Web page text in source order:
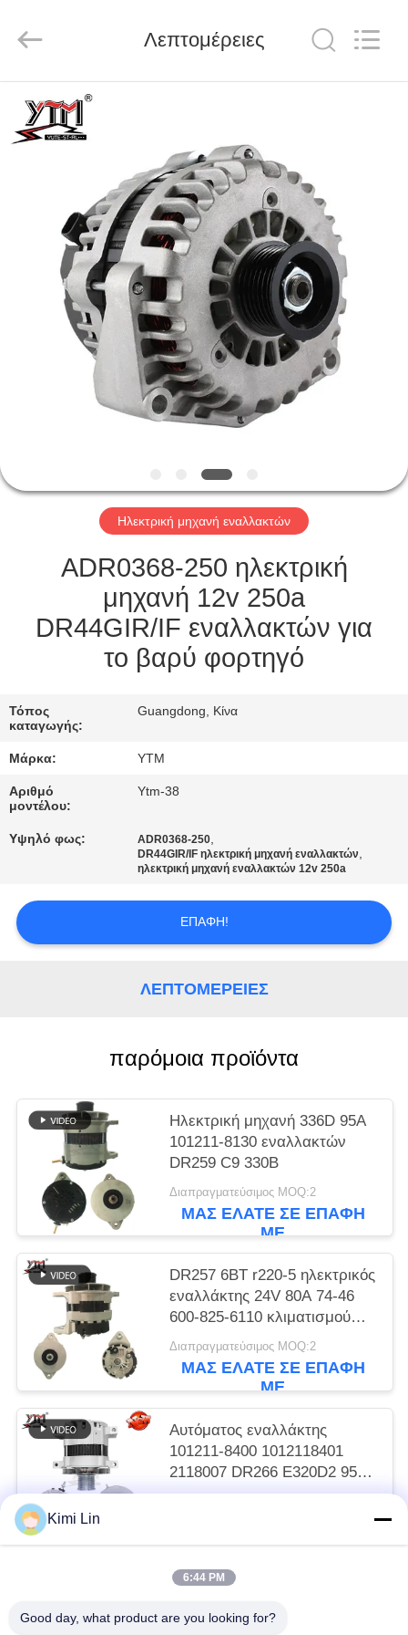
ΣΠΊΤΙ
ΠΡΟΪΌΝΤΑ
ΒΊΝΤΕΟ
ΕΜΦΆΝΙΣΗ
ΠΕΡΊΠΟΥ
ΕΡΓΟΣΤΑΣΊΩΝ
ΠΟΙΟΤΙΚΌΣ
ΈΛΕΓΧΟΣ
ΜΑΣ
ΕΠΑΦΉ
ΜΕ
ΖΗΤΉΣΤΕ
ΑΠΌΣΠΑΣΜΑ
SITEMAP
ΑΠΟΡΡΉΤΟΥ
Co.,
Reserved.
Λεπτομέρειες
Ηλεκτρική μηχανή εναλλακτών
ADR0368-250 ηλεκτρική
μηχανή 12v 250a
DR44GIR/IF εναλλακτών για
το βαρύ φορτηγό
Τόπος
καταγωγής:
Guangdong, Κίνα
Μάρκα: YTM
Αριθμό
μοντέλου:
Ytm-38
Υψηλό φως: ADR0368-250,
DR44GIR/IF ηλεκτρική μηχανή εναλλακτών,
ηλεκτρική μηχανή εναλλακτών 12v 250a
ΕΠΑΦΉ!
ΛΕΠΤΟΜΈΡΕΙΕΣ
παρόμοια προϊόντα
Ηλεκτρική μηχανή 336D 95A
101211-8130 εναλλακτών
DR259 C9 330B
Διαπραγματεύσιμος MOQ:2
ΜΑΣ ΕΛΆΤΕ ΣΕ ΕΠΑΦΉ
ΜΕ
DR257 6BT r220-5 ηλεκτρικός
εναλλάκτης 24V 80A 74-46
600-825-6110 κλιματισμού
R305
Διαπραγματεύσιμος MOQ:2
ΜΑΣ ΕΛΆΤΕ ΣΕ ΕΠΑΦΉ
ΜΕ
Αυτόματος εναλλάκτης
101211-8400 1012118401
2118007 DR266 E320D2 95A
12PK
ΜΕ
Kimi Lin
6:44 PM
Good day, what product are you looking for?